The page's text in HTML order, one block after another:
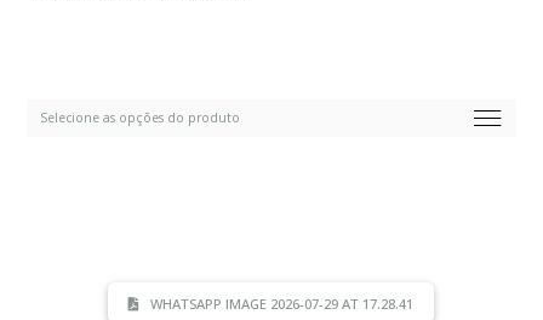
WHATSAPP IMAGE 2026-07-29 AT 17.28.41